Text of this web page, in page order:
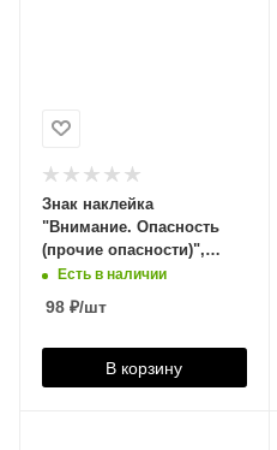
Знак наклейка
"Внимание. Опасность
(прочие опасности)",
треугольник,
Есть в наличии
98 ₽/шт
В корзину